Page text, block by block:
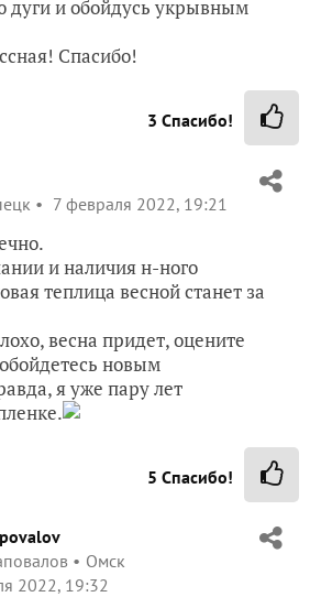
дуги и обойдусь укрывным
Спасибо!
3 Спасибо!
7 февраля 2022, 19:21
и наличия н-ного
теплица весной станет за
весна придет, оцените
новым
я уже пару лет
5 Спасибо!
Омск
2022, 19:32